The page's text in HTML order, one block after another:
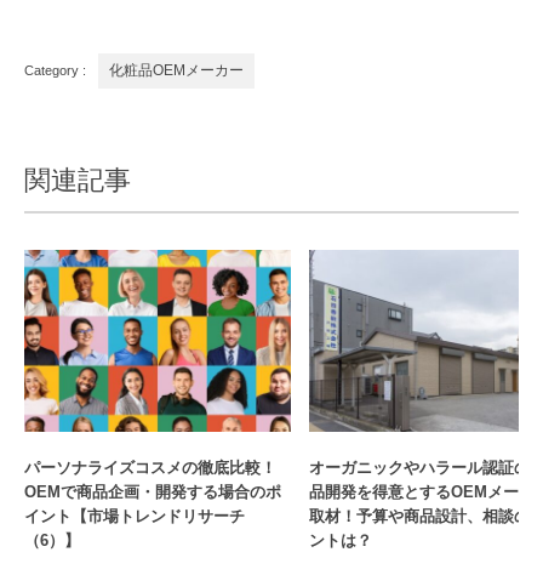
Category : 化粧品OEMメーカー
関連記事
パーソナライズコスメの徹底比較！
OEMで商品企画・開発する場合のポ
イント【市場トレンドリサーチ
（6）】
オーガニックやハラール認証の
品開発を得意とするOEMメーカ
取材！予算や商品設計、相談の
ントは？